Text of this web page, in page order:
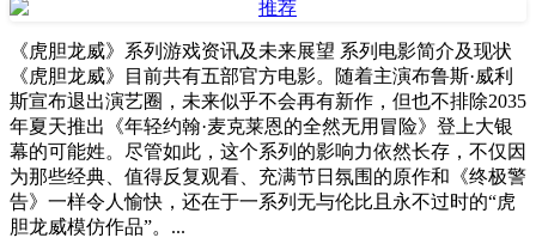
《虎胆龙威》系列游戏资讯及未来展望 系列电影简介及现状
《虎胆龙威》目前共有五部官方电影。随着主演布鲁斯·威利
斯宣布退出演艺圈，未来似乎不会再有新作，但也不排除2035
年夏天推出《年轻约翰·麦克莱恩的全然无用冒险》登上大银
幕的可能姓。尽管如此，这个系列的影响力依然长存，不仅因
为那些经典、值得反复观看、充满节日氛围的原作和《终极警
告》一样令人愉快，还在于一系列无与伦比且永不过时的“虎
胆龙威模仿作品”。...